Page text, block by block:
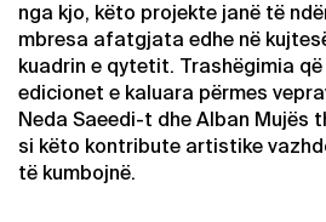
nga kjo, këto projekte janë të
mbresa afatgjata edhe në
kuadrin e qytetit. Trashëgimia që
edicionet e kaluara përmes
Neda Saeedi-t dhe Alban Mujës
si këto kontribute artistike
të kumbojnë.